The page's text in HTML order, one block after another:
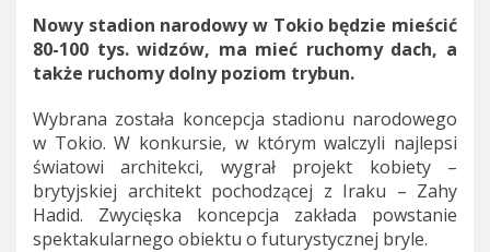
Nowy stadion narodowy w Tokio będzie mieścić
80-100 tys. widzów, ma mieć ruchomy dach, a
także ruchomy dolny poziom trybun.
Wybrana została koncepcja stadionu narodowego
w Tokio. W konkursie, w którym walczyli najlepsi
światowi architekci, wygrał projekt kobiety –
brytyjskiej architekt pochodzącej z Iraku – Zahy
Hadid. Zwycięska koncepcja zakłada powstanie
spektakularnego obiektu o futurystycznej bryle.